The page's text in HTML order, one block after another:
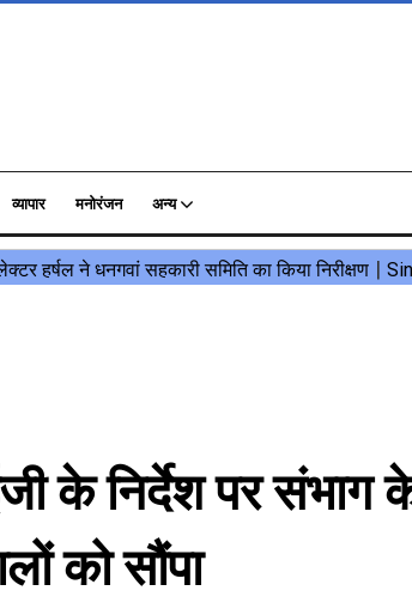
व्यापार मनोरंजन अन्य
के निर्देश पर संभाग
को सौंपा